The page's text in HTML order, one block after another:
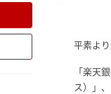
平素よ
「楽天
ス）」